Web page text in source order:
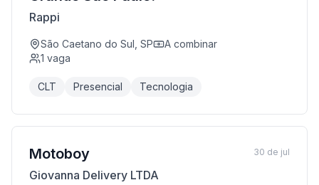
Rappi
São Caetano do Sul, SP
A combinar
1 vaga
CLT Presencial Tecnologia
Motoboy
Giovanna Delivery LTDA
30 de jul